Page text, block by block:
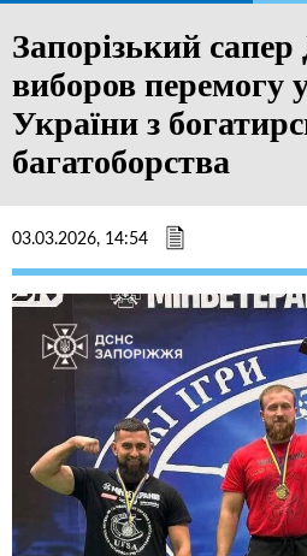
Запорізький
виборов перемогу
України з
багатоборства
03.03.2026, 14:54